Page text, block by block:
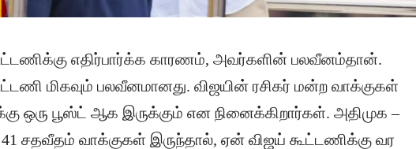
எதிர்பார்க்க காரணம், அவர்களின் பலவீனம்தான்.
மிகவும் பலவீனமானது. விஜயின் ரசிகர் மன்ற வாக்குகள்
ஒரு பூஸ்ட் ஆக இருக்கும் என நினைக்கிறார்கள். அதிமுக –
சதவீதம் வாக்குகள் இருந்தால், ஏன் விஜய் கூட்டணிக்கு வர